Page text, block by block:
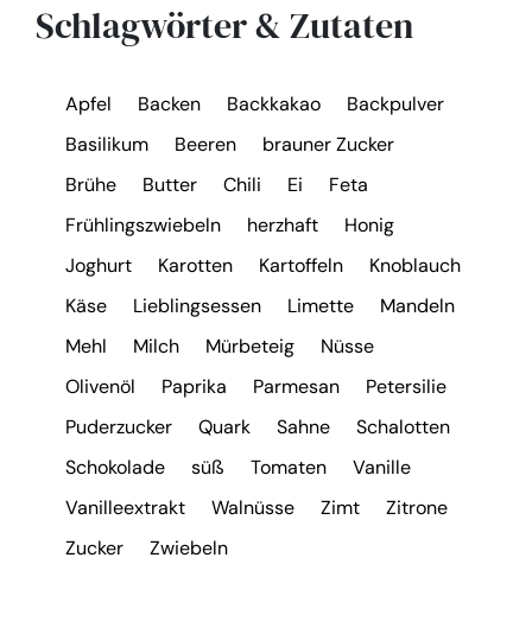
Schlagwörter & Zutaten
Apfel Backen Backkakao
Backpulver
Basilikum
Beeren
brauner Zucker
Brühe
Butter Chili Ei
Feta
Frühlingszwiebeln
herzhaft
Honig
Joghurt
Karotten Kartoffeln
Knoblauch
Käse
Lieblingsessen Limette
Mandeln
Mehl
Milch Mürbeteig
Nüsse
Olivenöl
Paprika Parmesan
Petersilie
Puderzucker
Quark Sahne
Schalotten
Schokolade
süß Tomaten
Vanille
Vanilleextrakt
Walnüsse Zimt
Zitrone
Zucker
Zwiebeln